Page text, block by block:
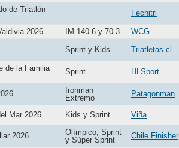
de Triatlón
Fechitri
2026 IM 140.6 y 70.3
WCG
Sprint y Kids Triatletas.cl
de la Familia
Sprint HLSport
Ironman
Extremo
Patagonman
Mar 2026 Kids y Sprint Viña
2026
Olímpico, Sprint
y Súper Sprint
Chile Finisher